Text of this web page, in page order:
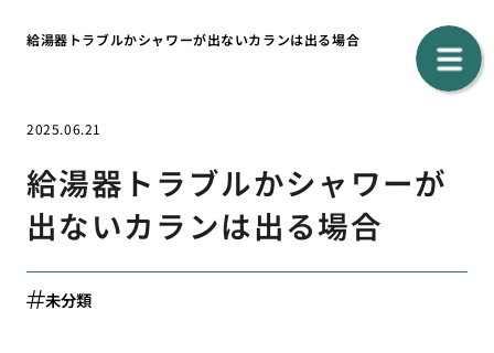
給湯器トラブルかシャワーが出ないカランは出る場合
2025.06.21
給湯器トラブルかシャワーが
出ないカランは出る場合
未分類